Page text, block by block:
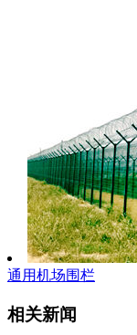
通用机场围栏
相关新闻